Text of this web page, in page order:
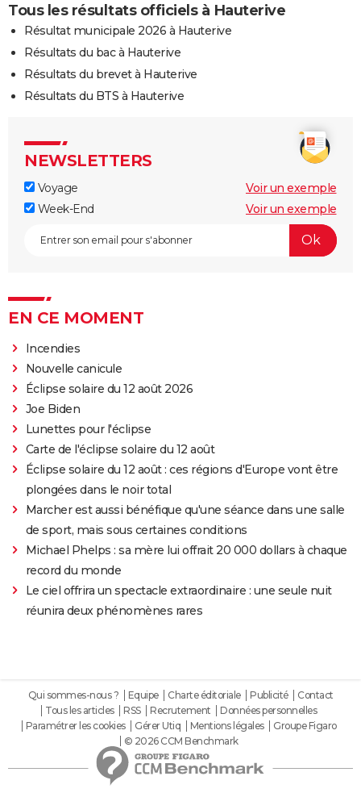
Tous les résultats officiels à Hauterive
Résultat municipale 2026 à Hauterive
Résultats du bac à Hauterive
Résultats du brevet à Hauterive
Résultats du BTS à Hauterive
NEWSLETTERS
Voyage
Voir un exemple
Week-End
Voir un exemple
EN CE MOMENT
Incendies
Nouvelle canicule
Éclipse solaire du 12 août 2026
Joe Biden
Lunettes pour l'éclipse
Carte de l'éclipse solaire du 12 août
Éclipse solaire du 12 août : ces régions d'Europe vont être
plongées dans le noir total
Marcher est aussi bénéfique qu'une séance dans une salle
de sport, mais sous certaines conditions
Michael Phelps : sa mère lui offrait 20 000 dollars à chaque
record du monde
Le ciel offrira un spectacle extraordinaire : une seule nuit
réunira deux phénomènes rares
Qui sommes-nous ? Equipe Charte éditoriale Publicité
Contact
Tous les articles
RSS Recrutement
Données personnelles
Paramétrer les cookies
Gérer Utiq Mentions légales
Groupe Figaro
© 2026 CCM Benchmark